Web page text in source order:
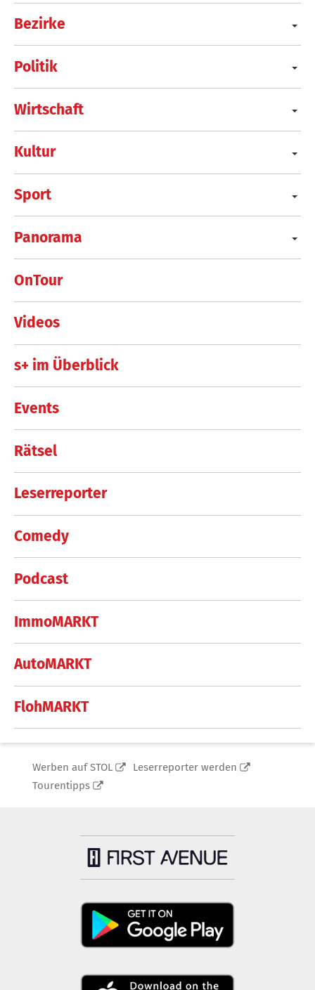
Bezirke
Politik
Wirtschaft
Kultur
Sport
Panorama
OnTour
Videos
s+ im Überblick
Events
Rätsel
Leserreporter
Comedy
Podcast
ImmoMARKT
AutoMARKT
FlohMARKT
Werben auf STOL
Leserreporter werden
Tourentipps